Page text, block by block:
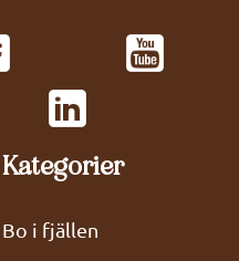
Kategorier
Bo i fjällen